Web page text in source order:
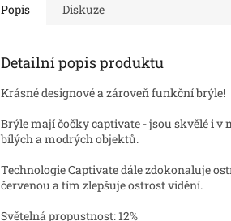
Popis Diskuze
Detailní popis produktu
Krásné designové a zároveň funkční brýle!
Brýle mají čočky captivate - jsou skvělé i v
bílých a modrých objektů.
Technologie Captivate dále zdokonaluje
červenou a tím zlepšuje ostrost vidění.
Světelná propustnost: 12%